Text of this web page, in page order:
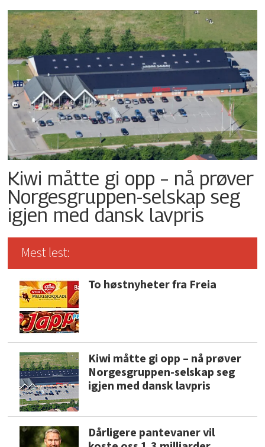
Kiwi måtte gi opp – nå prøver
Norgesgruppen-selskap seg
igjen med dansk lavpris
Mest lest:
To høstnyheter fra Freia
Kiwi måtte gi opp – nå prøver
Norgesgruppen-selskap seg
igjen med dansk lavpris
Dårligere pantevaner vil